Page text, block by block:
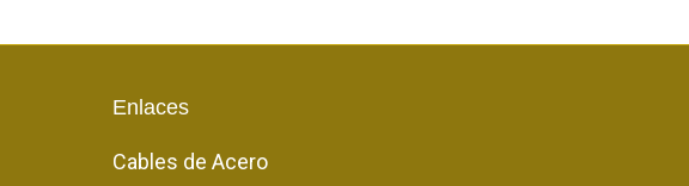
Enlaces
Cables de Acero